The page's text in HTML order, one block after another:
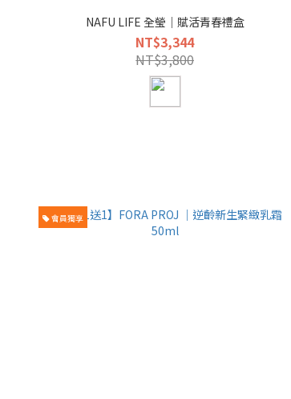
NAFU LIFE 全瑩｜賦活青春禮盒
NT$3,344
NT$3,800
會員獨享